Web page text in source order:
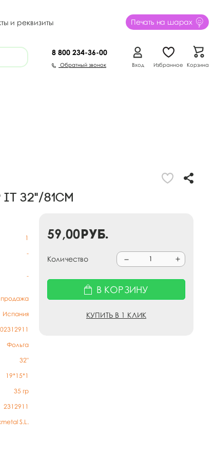
и реквизиты Печать на шарах
8 800 234-36-00
Обратный звонок Вход Избранное Корзина
IT 32"/81см
1
-
-
Испания
Фольга
32"
19*15*1
35 гр
2312911
S.L.
59,00руб.
Количество
В КОРЗИНУ
КУПИТЬ В 1 КЛИК